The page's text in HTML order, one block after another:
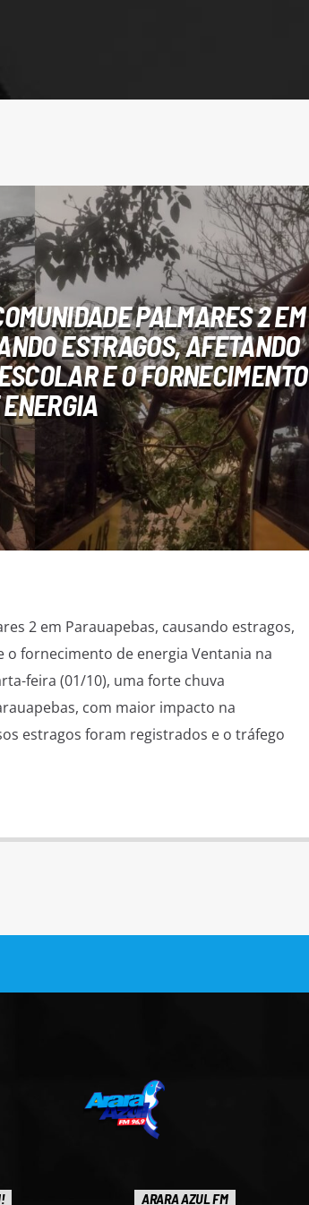
PALMARES 2 EM
ESTRAGOS, AFETANDO
E O FORNECIMENTO
2 em Parauapebas, causando estragos,
fornecimento de energia Ventania na
feira (01/10), uma forte chuva
com maior impacto na
estragos foram registrados e o tráfego
ARARA AZUL FM